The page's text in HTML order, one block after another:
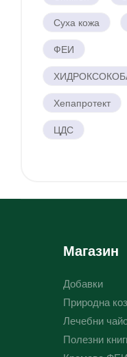
Суха кожа
ФЕИ
Хепапротект
ЦДС
Магазин
Добавки
Природна
Лечебни
Полезни